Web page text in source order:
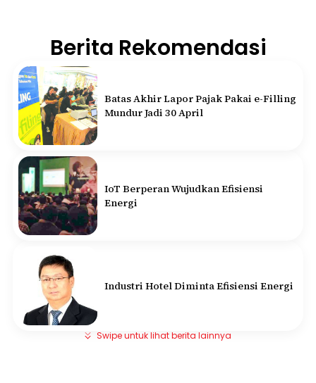
Berita Rekomendasi
Batas Akhir Lapor Pajak Pakai e-Filling
Mundur Jadi 30 April
IoT Berperan Wujudkan Efisiensi
Energi
Industri Hotel Diminta Efisiensi Energi
Swipe untuk lihat berita lainnya